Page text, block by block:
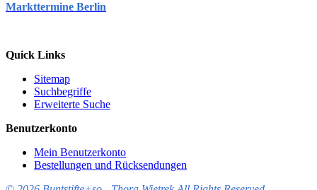
Markttermine Berlin
Quick Links
Sitemap
Suchbegriffe
Erweiterte Suche
Benutzerkonto
Mein Benutzerkonto
Bestellungen und Rücksendungen